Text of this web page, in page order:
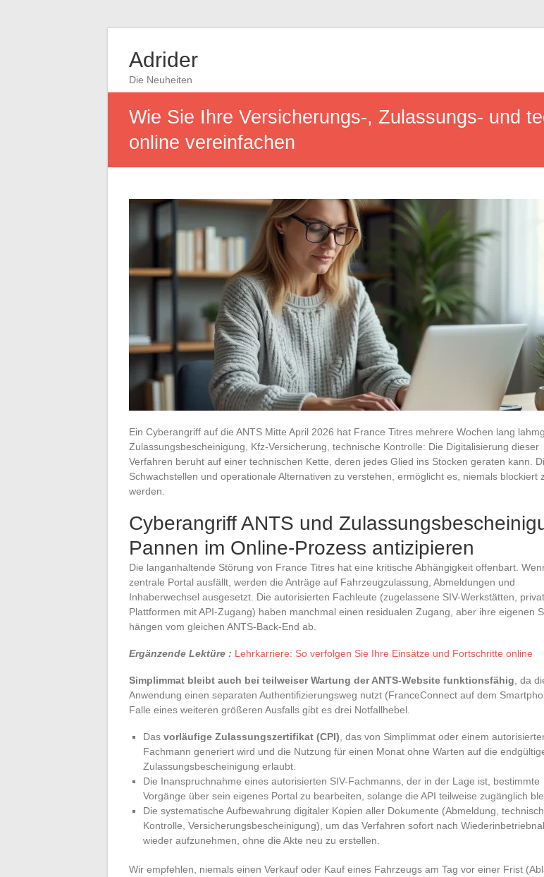
Adrider
Die Neuheiten
Wie Sie Ihre Versicherungs-, Zulassungs- und
online vereinfachen
Ein Cyberangriff auf die ANTS Mitte April 2026 hat France Titres mehrere Wochen lang
Zulassungsbescheinigung, Kfz-Versicherung, technische Kontrolle: Die Digitalisierung dieser
Verfahren beruht auf einer technischen Kette, deren jedes Glied ins Stocken geraten kann.
Schwachstellen und operationale Alternativen zu verstehen, ermöglicht es, niemals blockiert
werden.
Cyberangriff ANTS und
Pannen im Online-Prozess antizipieren
Die langanhaltende Störung von France Titres hat eine kritische Abhängigkeit offenbart.
zentrale Portal ausfällt, werden die Anträge auf Fahrzeugzulassung, Abmeldungen und
Inhaberwechsel ausgesetzt. Die autorisierten Fachleute (zugelassene SIV-Werkstätten,
Plattformen mit API-Zugang) haben manchmal einen residualen Zugang, aber ihre eigenen
hängen vom gleichen ANTS-Back-End ab.
Ergänzende Lektüre : Lehrkarriere: So verfolgen Sie Ihre Einsätze und Fortschritte online
Simplimmat bleibt auch bei teilweiser Wartung der ANTS-Website funktionsfähig , da
Anwendung einen separaten Authentifizierungsweg nutzt (FranceConnect auf dem
Falle eines weiteren größeren Ausfalls gibt es drei Notfallhebel.
Das vorläufige Zulassungszertifikat (CPI) , das von Simplimmat oder einem
Fachmann generiert wird und die Nutzung für einen Monat ohne Warten auf die
Zulassungsbescheinigung erlaubt.
Die Inanspruchnahme eines autorisierten SIV-Fachmanns, der in der Lage ist, bestimmte
Vorgänge über sein eigenes Portal zu bearbeiten, solange die API teilweise zugänglich
Die systematische Aufbewahrung digitaler Kopien aller Dokumente (Abmeldung,
Kontrolle, Versicherungsbescheinigung), um das Verfahren sofort nach
wieder aufzunehmen, ohne die Akte neu zu erstellen.
Wir empfehlen, niemals einen Verkauf oder Kauf eines Fahrzeugs am Tag vor einer Frist